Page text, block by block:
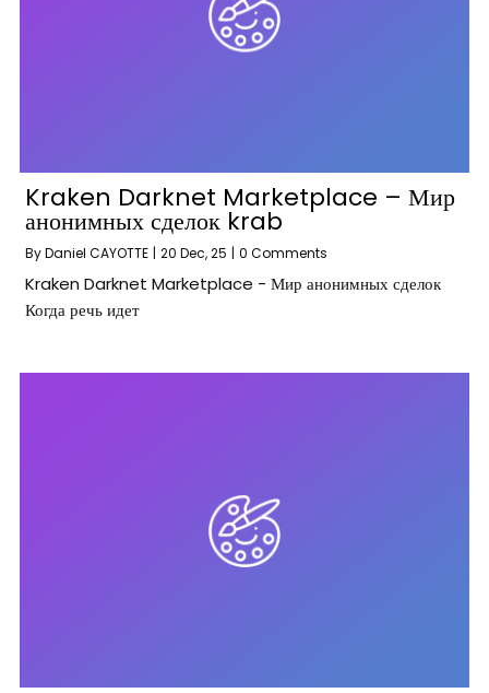
Kraken Darknet Marketplace – Мир
анонимных сделок krab
ByDaniel CAYOTTE | 20 Dec, 25 | 0 Comments
Kraken Darknet Marketplace - Мир анонимных сделок
Когда речь идет